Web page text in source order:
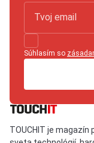
Súhlasím so
TOUCHIT je